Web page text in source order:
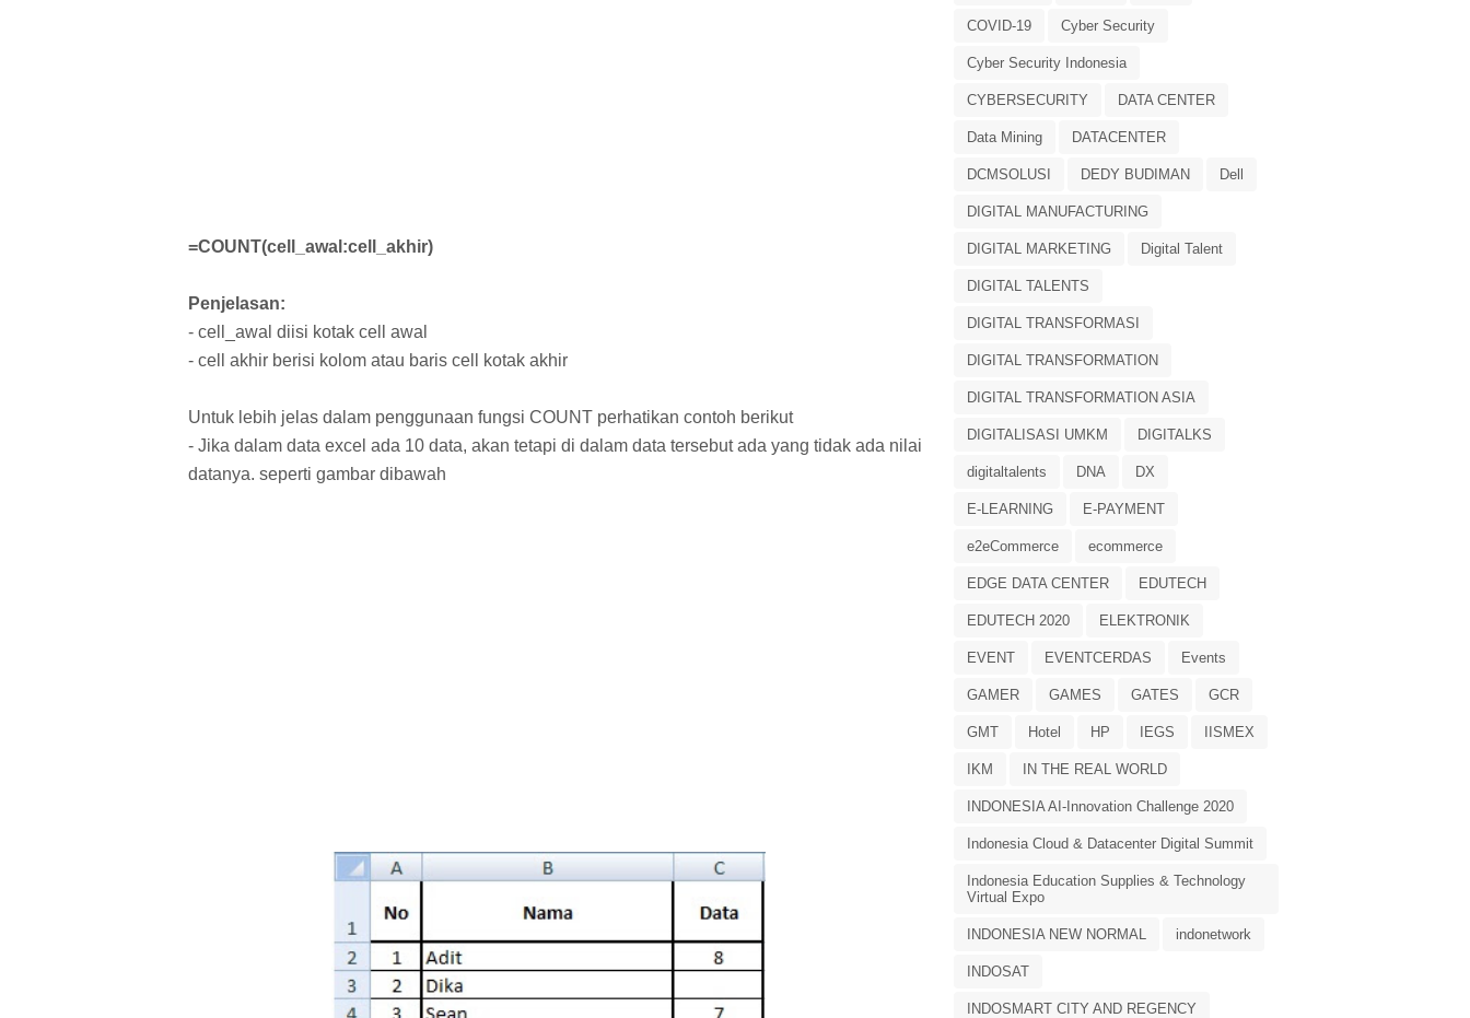
=COUNT(cell_awal:cell_akhir)
Penjelasan:
- cell_awal diisi kotak cell awal
- cell akhir berisi kolom atau baris cell kotak akhir
Untuk lebih jelas dalam penggunaan fungsi COUNT perhatikan contoh berikut
- Jika dalam data excel ada 10 data, akan tetapi di dalam data tersebut ada yang tidak ada nilai
datanya. seperti gambar dibawah
COVID-19 Cyber Security
Cyber Security Indonesia
CYBERSECURITY DATA CENTER
Data Mining DATACENTER
DCMSOLUSI DEDY BUDIMAN Dell
DIGITAL MANUFACTURING
DIGITAL MARKETING Digital Talent
DIGITAL TALENTS
DIGITAL TRANSFORMASI
DIGITAL TRANSFORMATION
DIGITAL TRANSFORMATION ASIA
DIGITALISASI UMKM DIGITALKS
digitaltalents DNA DX
E-LEARNING E-PAYMENT
e2eCommerce ecommerce
EDGE DATA CENTER EDUTECH
EDUTECH 2020 ELEKTRONIK
EVENT EVENTCERDAS Events
GAMER GAMES GATES GCR
GMT Hotel HP IEGS IISMEX
IKM IN THE REAL WORLD
INDONESIA AI-Innovation Challenge 2020
Indonesia Cloud & Datacenter Digital Summit
Indonesia Education Supplies & Technology
Virtual Expo
INDONESIA NEW NORMAL indonetwork
INDOSAT
INDOSMART CITY AND REGENCY